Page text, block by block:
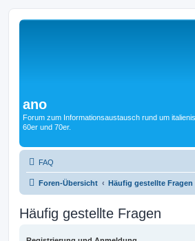
ano
Forum zum Informationsaustausch rund um
60er und 70er.
FAQ
Foren-Übersicht Häufig gestellte Fragen
Häufig gestellte Fragen